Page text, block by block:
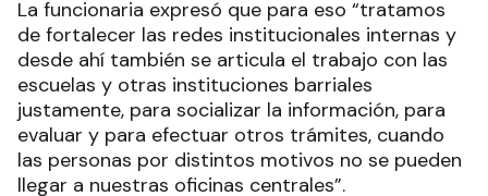
La funcionaria expresó que para eso “tratamos
de fortalecer las redes institucionales internas y
desde ahí también se articula el trabajo con las
escuelas y otras instituciones barriales
justamente, para socializar la información, para
evaluar y para efectuar otros trámites, cuando
las personas por distintos motivos no se pueden
llegar a nuestras oficinas centrales”.